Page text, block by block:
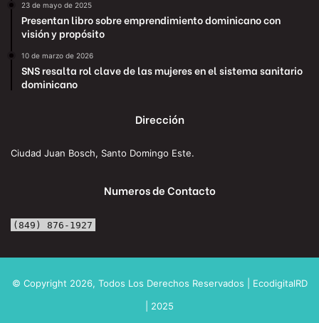
23 de mayo de 2025
Presentan libro sobre emprendimiento dominicano con
visión y propósito
10 de marzo de 2026
SNS resalta rol clave de las mujeres en el sistema sanitario
dominicano
Dirección
Ciudad Juan Bosch, Santo Domingo Este.
Numeros de Contacto
(849) 876-1927
© Copyright 2026, Todos Los Derechos Reservados | EcodigitalRD
| 2025